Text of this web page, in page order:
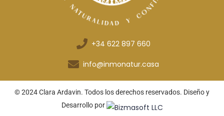
+34 622 897 660
info@inmonatur.casa
© 2024 Clara Ardavin. Todos los derechos reservados. Diseño y
Desarrollo por